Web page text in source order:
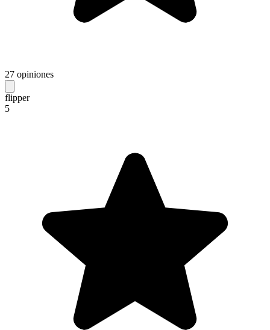
27 opiniones
flipper
5